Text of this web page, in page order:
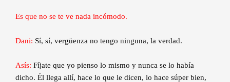
Es que no se te ve nada incómodo.
Dani: Sí, sí, vergüenza no tengo ninguna, la verdad.
Asís: Fíjate que yo pienso lo mismo y nunca se lo había
dicho. Él llega allí, hace lo que le dicen, lo hace súper bien,